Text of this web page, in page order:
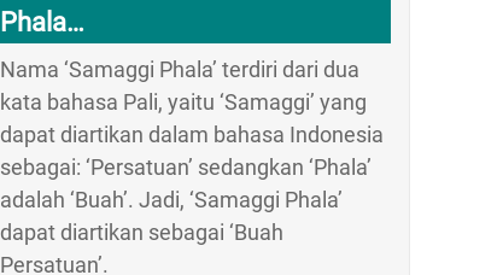
Phala…
Nama ‘Samaggi Phala’ terdiri dari dua
kata bahasa Pali, yaitu ‘Samaggi’ yang
dapat diartikan dalam bahasa Indonesia
sebagai: ‘Persatuan’ sedangkan ‘Phala’
adalah ‘Buah’. Jadi, ‘Samaggi Phala’
dapat diartikan sebagai ‘Buah
Persatuan’.